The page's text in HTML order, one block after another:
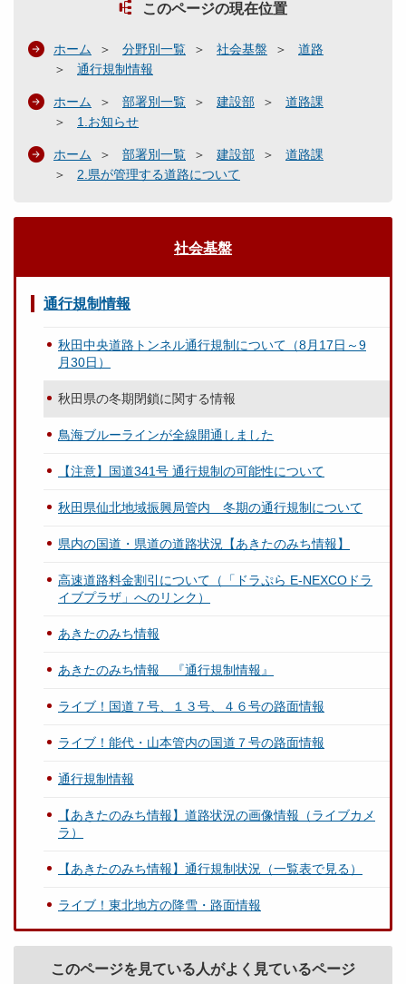
このページの現在位置
ホーム 分野別一覧 社会基盤
道路
通行規制情報
ホーム 部署別一覧 建設部
道路課
1.お知らせ
ホーム 部署別一覧 建設部
道路課
2.県が管理する道路について
社会基盤
通行規制情報
秋田中央道路トンネル通行規制について（8月17日～9
月30日）
秋田県の冬期閉鎖に関する情報
鳥海ブルーラインが全線開通しました
【注意】国道341号 通行規制の可能性について
秋田県仙北地域振興局管内 冬期の通行規制について
県内の国道・県道の道路状況【あきたのみち情報】
高速道路料金割引について（「ドラぷら E-NEXCOドラ
イブプラザ」へのリンク）
あきたのみち情報
あきたのみち情報 『通行規制情報』
ライブ！国道７号、１３号、４６号の路面情報
ライブ！能代・山本管内の国道７号の路面情報
通行規制情報
【あきたのみち情報】道路状況の画像情報（ライブカメ
ラ）
【あきたのみち情報】通行規制状況（一覧表で見る）
ライブ！東北地方の降雪・路面情報
このページを見ている人がよく見ているページ